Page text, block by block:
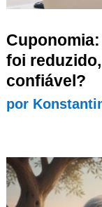
foi
confiável?
por